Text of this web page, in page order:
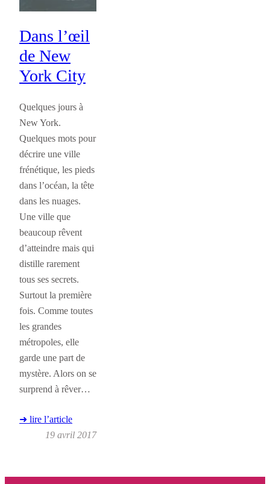
Dans l’œil
de New
York City
Quelques jours à
New York.
Quelques mots pour
décrire une ville
frénétique, les pieds
dans l’océan, la tête
dans les nuages.
Une ville que
beaucoup rêvent
d’atteindre mais qui
distille rarement
tous ses secrets.
Surtout la première
fois. Comme toutes
les grandes
métropoles, elle
garde une part de
mystère. Alors on se
surprend à rêver…
➜ lire l’article
19 avril 2017